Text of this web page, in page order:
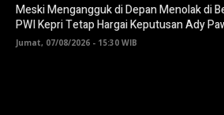
Meski Mengangguk di Depan Menolak di
PWI Kepri Tetap Hargai Keputusan Ady
Jumat, 07/08/2026 - 15:30 WIB